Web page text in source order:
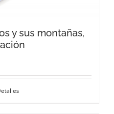
y sus montañas,